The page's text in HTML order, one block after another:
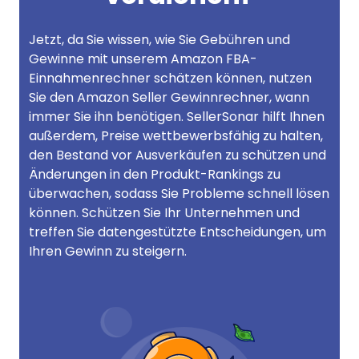
Jetzt, da Sie wissen, wie Sie Gebühren und
Gewinne mit unserem Amazon FBA-
Einnahmenrechner schätzen können, nutzen
Sie den Amazon Seller Gewinnrechner, wann
immer Sie ihn benötigen. SellerSonar hilft Ihnen
außerdem, Preise wettbewerbsfähig zu halten,
den Bestand vor Ausverkäufen zu schützen und
Änderungen in den Produkt-Rankings zu
überwachen, sodass Sie Probleme schnell lösen
können. Schützen Sie Ihr Unternehmen und
treffen Sie datengestützte Entscheidungen, um
Ihren Gewinn zu steigern.